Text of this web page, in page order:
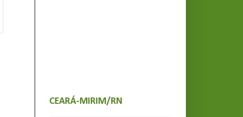
CEARÁ-MIRIM/RN